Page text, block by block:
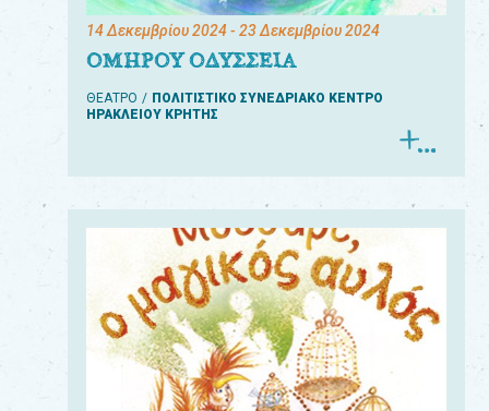
14 Δεκεμβρίου 2024- 23 Δεκεμβρίου 2024
ΟΜΗΡΟΥ ΟΔΥΣΣΕΙΑ
ΘΕΑΤΡΟ
ΠΟΛΙΤΙΣΤΙΚΟ ΣΥΝΕΔΡΙΑΚΟ ΚΕΝΤΡΟ
ΗΡΑΚΛΕΙΟΥ ΚΡΗΤΗΣ